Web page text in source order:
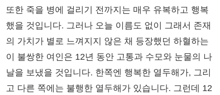
또한 죽을 병에 걸리기 전까지는 매우 유복하고 행복
했을 것입니다. 그러나 오늘 이름도 없이 그래서 존재
의 가치가 별로 느껴지지 않은 채 등장했던 하혈하는
이 불쌍한 여인은 12년 동안 고통과 수모와 눈물의 나
날을 보냈을 것입니다. 한쪽엔 행복한 열두해가, 그리
고 다른 쪽에는 불행한 열두해가 있습니다. 그런데 12